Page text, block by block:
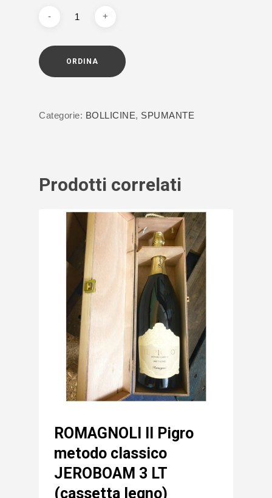
ORDINA
Categorie: BOLLICINE, SPUMANTE
Prodotti correlati
ROMAGNOLI Il Pigro
metodo classico
JEROBOAM 3 LT
(cassetta legno)